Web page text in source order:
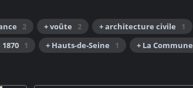
2 + voûte 2 + architecture civile 1
1 + Hauts-de-Seine 1 + La Commune